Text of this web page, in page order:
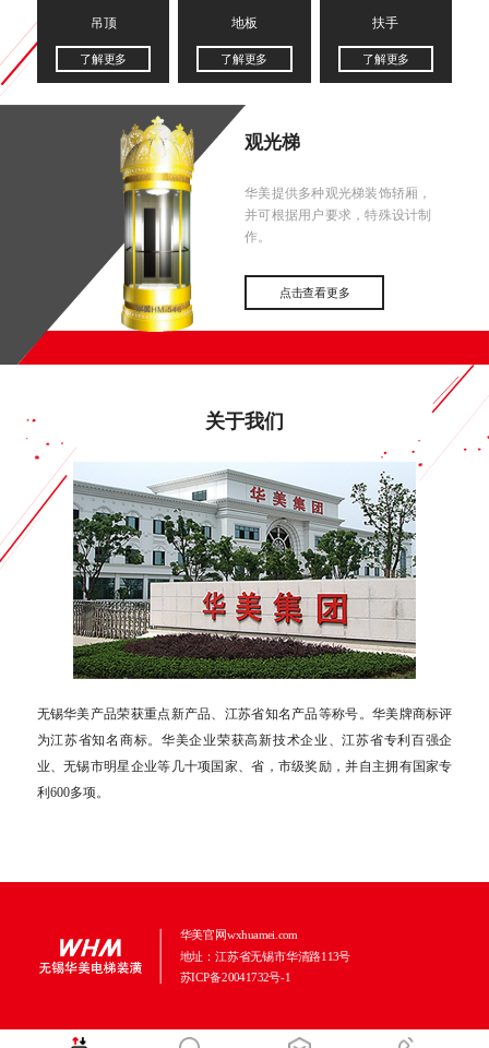
吊顶
了解更多
地板
了解更多
扶手
了解更多
观光梯
华美提供多种观光梯装饰轿厢，
并可根据用户要求，特殊设计制
作。
点击查看更多
关于我们
无锡华美产品荣获重点新产品、江苏省知名产品等称号。华美牌商标评
为江苏省知名商标。华美企业荣获高新技术企业、江苏省专利百强企
业、无锡市明星企业等几十项国家、省，市级奖励，并自主拥有国家专
利600多项。
华美官网wxhuamei.com
地址：江苏省无锡市华清路113号
苏ICP备20041732号-1